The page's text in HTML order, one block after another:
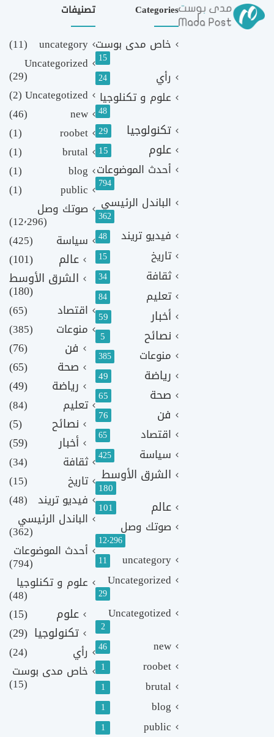
Categories
خاص مدى بوست
15
رأي 24
علوم و تكنلوجيا
48
تكنولوجيا 29
علوم 15
أحدث الموضوعات
794
الباندل الرئيسي
362
فيديو تريند 48
تاريخ 15
ثقافة 34
تعليم 84
أخبار 59
نصائح 5
منوعات 385
رياضة 49
صحة 65
فن 76
اقتصاد 65
سياسة 425
الشرق الأوسط
180
عالم 101
صوتك وصل
12٬296
uncategory
11
Uncategorized
29
Uncategotized
2
new
46
roobet
1
brutal
1
blog
1
public
1
تصنيفات
uncategory
(11)
Uncategorized
(29)
Uncategotized
(2)
new
(46)
roobet
(1)
brutal
(1)
blog
(1)
public
(1)
صوتك وصل
(12٬296)
سياسة
(425)
عالم
(101)
الشرق الأوسط
(180)
اقتصاد
(65)
منوعات
(385)
فن
(76)
صحة
(65)
رياضة
(49)
تعليم (84)
نصائح
(5)
أخبار
(59)
ثقافة
(34)
تاريخ
(15)
فيديو تريند (48)
الباندل الرئيسي
(362)
أحدث الموضوعات
(794)
علوم و تكنلوجيا
(48)
علوم
(15)
تكنولوجيا (29)
رأي
(24)
خاص مدى بوست
(15)